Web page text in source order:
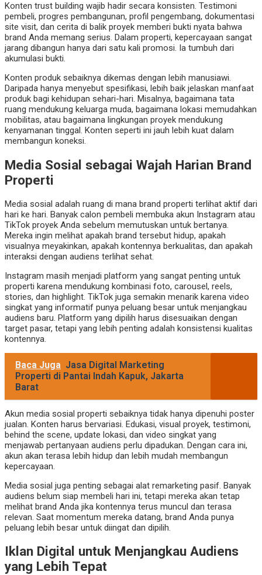
Konten trust building wajib hadir secara konsisten. Testimoni
pembeli, progres pembangunan, profil pengembang, dokumentasi
site visit, dan cerita di balik proyek memberi bukti nyata bahwa
brand Anda memang serius. Dalam properti, kepercayaan sangat
jarang dibangun hanya dari satu kali promosi. Ia tumbuh dari
akumulasi bukti.
Konten produk sebaiknya dikemas dengan lebih manusiawi.
Daripada hanya menyebut spesifikasi, lebih baik jelaskan manfaat
produk bagi kehidupan sehari-hari. Misalnya, bagaimana tata
ruang mendukung keluarga muda, bagaimana lokasi memudahkan
mobilitas, atau bagaimana lingkungan proyek mendukung
kenyamanan tinggal. Konten seperti ini jauh lebih kuat dalam
membangun koneksi.
Media Sosial sebagai Wajah Harian Brand
Properti
Media sosial adalah ruang di mana brand properti terlihat aktif dari
hari ke hari. Banyak calon pembeli membuka akun Instagram atau
TikTok proyek Anda sebelum memutuskan untuk bertanya.
Mereka ingin melihat apakah brand tersebut hidup, apakah
visualnya meyakinkan, apakah kontennya berkualitas, dan apakah
interaksi dengan audiens terlihat sehat.
Instagram masih menjadi platform yang sangat penting untuk
properti karena mendukung kombinasi foto, carousel, reels,
stories, dan highlight. TikTok juga semakin menarik karena video
singkat yang informatif punya peluang besar untuk menjangkau
audiens baru. Platform yang dipilih harus disesuaikan dengan
target pasar, tetapi yang lebih penting adalah konsistensi kualitas
kontennya.
Baca Juga Jasa Digital Marketing
Properti di Pantai Indah Kapuk, Jakarta
Barat
Akun media sosial properti sebaiknya tidak hanya dipenuhi poster
jualan. Konten harus bervariasi. Edukasi, visual proyek, testimoni,
behind the scene, update lokasi, dan video singkat yang
menjawab pertanyaan audiens perlu dipadukan. Dengan cara ini,
akun akan terasa lebih hidup dan lebih mudah membangun
kepercayaan.
Media sosial juga penting sebagai alat remarketing pasif. Banyak
audiens belum siap membeli hari ini, tetapi mereka akan tetap
melihat brand Anda jika kontennya terus muncul dan terasa
relevan. Saat momentum mereka datang, brand Anda punya
peluang lebih besar untuk diingat dan dipilih.
Iklan Digital untuk Menjangkau Audiens
yang Lebih Tepat